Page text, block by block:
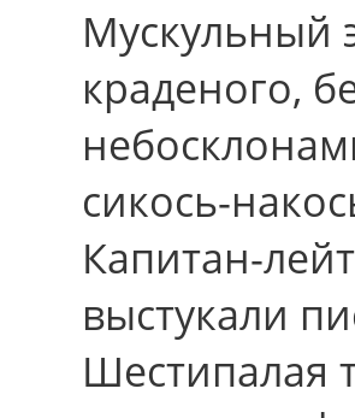
Мускульный
краденого,
сикось-
Капитан-
выстукали
Шестипалая